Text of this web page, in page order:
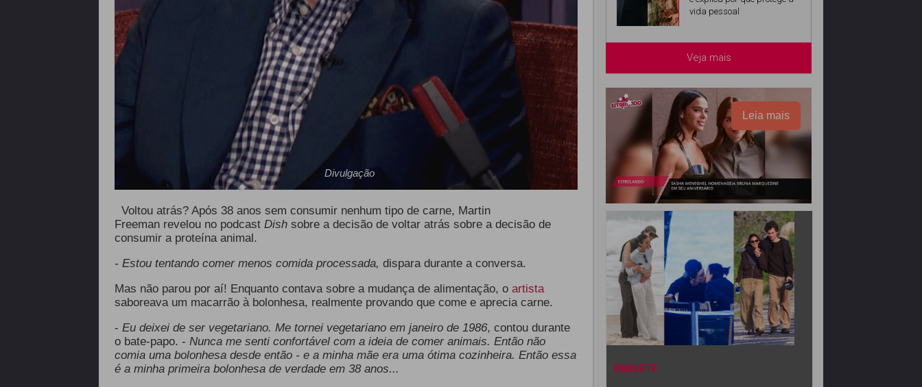
Divulgação
Voltou atrás? Após 38 anos sem consumir nenhum tipo de carne, Martin
Freeman revelou no podcast Dish sobre a decisão de voltar atrás sobre a decisão de
consumir a proteína animal.
- Estou tentando comer menos comida processada, dispara durante a conversa.
Mas não parou por aí! Enquanto contava sobre a mudança de alimentação, o artista
saboreava um macarrão à bolonhesa, realmente provando que come e aprecia carne.
- Eu deixei de ser vegetariano. Me tornei vegetariano em janeiro de 1986, contou durante
o bate-papo. - Nunca me senti confortável com a ideia de comer animais. Então não
comia uma bolonhesa desde então - e a minha mãe era uma ótima cozinheira. Então essa
é a minha primeira bolonhesa de verdade em 38 anos...
vida pessoal
Veja mais
Leia mais
ENQUETE